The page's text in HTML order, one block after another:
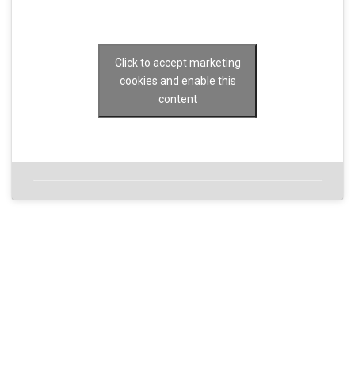
Click to accept marketing
cookies and enable this
content